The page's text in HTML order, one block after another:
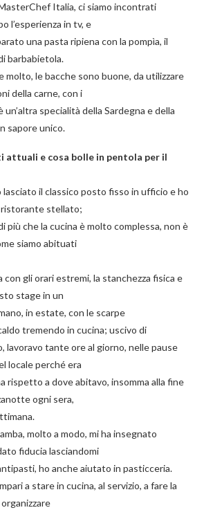
Italia, ci siamo incontrati
l’esperienza in tv, e
una pasta ripiena con la pompìa, il
barbabietola.
molto, le bacche sono buone, da utilizzare
della carne, con i
specialità della Sardegna e della
sapore unico.
attuali e cosa bolle in pentola per il
lasciato il classico posto fisso in ufficio e ho
stellato;
più che la cucina è molto complessa, non è
siamo abituati
con gli orari estremi, la stanchezza fisica e
stage in un
in estate, con le scarpe
tremendo in cucina; uscivo di
lavoravo tante ore al giorno, nelle pause
locale perché era
rispetto a dove abitavo, insomma alla fine
ogni sera,
molto a modo, mi ha insegnato
fiducia lasciandomi
ho anche aiutato in pasticceria.
a stare in cucina, al servizio, a fare la